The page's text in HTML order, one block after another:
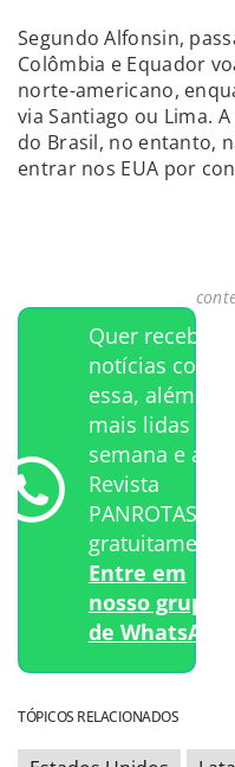
Segundo Alfonsin,
Colômbia e Equador
norte-americano,
via Santiago ou Lima.
do Brasil, no entanto,
entrar nos EUA por
Quer receber
notícias como
essa, além das
mais lidas da
semana e a
Revista
PANROTAS
gratuitamente?
Entre em
nosso grupo
de WhatsApp.
TÓPICOS RELACIONADOS